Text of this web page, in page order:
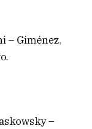
– Giménez,
–